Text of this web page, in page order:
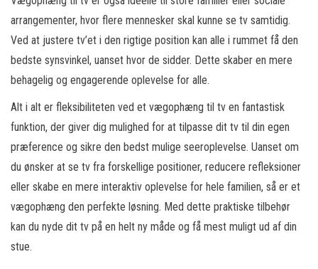
arrangementer, hvor flere mennesker skal kunne se tv samtidig.
Ved at justere tv’et i den rigtige position kan alle i rummet få den
bedste synsvinkel, uanset hvor de sidder. Dette skaber en mere
behagelig og engagerende oplevelse for alle.
Alt i alt er fleksibiliteten ved et vægophæng til tv en fantastisk
funktion, der giver dig mulighed for at tilpasse dit tv til din egen
præference og sikre den bedst mulige seeroplevelse. Uanset om
du ønsker at se tv fra forskellige positioner, reducere refleksioner
eller skabe en mere interaktiv oplevelse for hele familien, så er et
vægophæng den perfekte løsning. Med dette praktiske tilbehør
kan du nyde dit tv på en helt ny måde og få mest muligt ud af din
stue.